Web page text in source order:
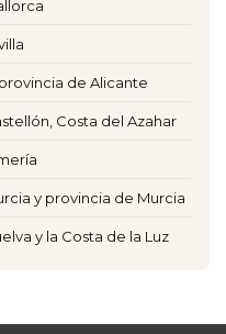
de Alicante
Costa del Azahar
y provincia de Murcia
y la Costa de la Luz